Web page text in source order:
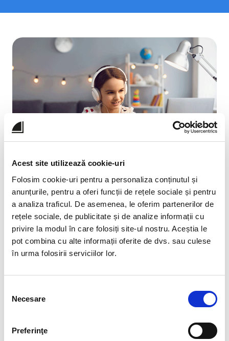
Acest site utilizează cookie-uri
Folosim cookie-uri pentru a personaliza conținutul și
anunțurile, pentru a oferi funcții de rețele sociale și pentru
a analiza traficul. De asemenea, le oferim partenerilor de
rețele sociale, de publicitate și de analize informații cu
privire la modul în care folosiți site-ul nostru. Aceștia le
pot combina cu alte informații oferite de dvs. sau culese
în urma folosirii serviciilor lor.
consimțământului
Necesare
Preferinţe
#ÎmpreunăTransformămEducația
Descoperă EDUS - platforma de organizare,
evaluare, comunicare și sprijin în activitatea
școlară.